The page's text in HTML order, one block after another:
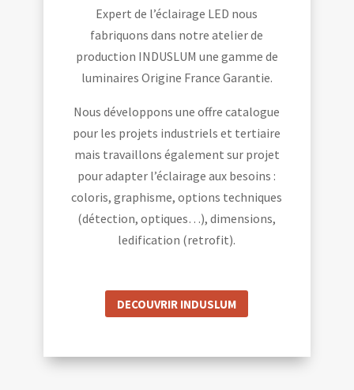
Expert de l’éclairage LED nous
fabriquons dans notre atelier de
production INDUSLUM une gamme de
luminaires Origine France Garantie.
Nous développons une offre catalogue
pour les projets industriels et tertiaire
mais travaillons également sur projet
pour adapter l’éclairage aux besoins :
coloris, graphisme, options techniques
(détection, optiques…), dimensions,
ledification (retrofit).
DECOUVRIR INDUSLUM